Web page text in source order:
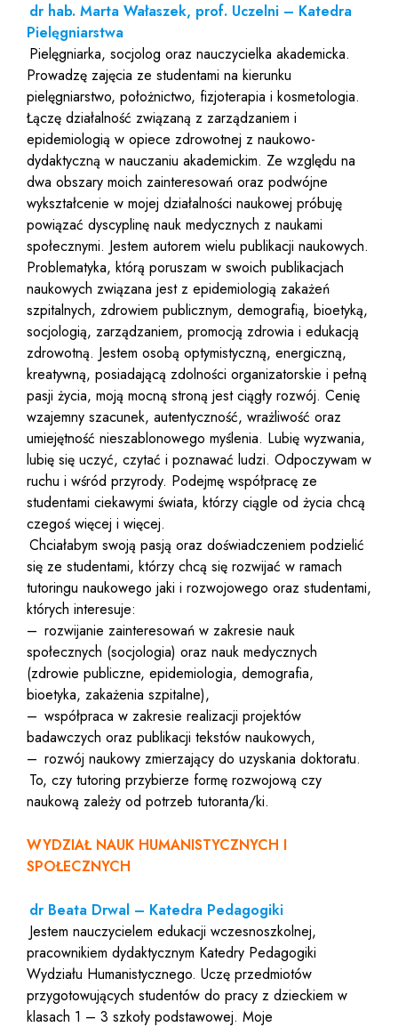
dr hab. Marta Wałaszek, prof. Uczelni – Katedra
Pielęgniarstwa
Pielęgniarka, socjolog oraz nauczycielka akademicka.
Prowadzę zajęcia ze studentami na kierunku
pielęgniarstwo, położnictwo, fizjoterapia i kosmetologia.
Łączę działalność związaną z zarządzaniem i
epidemiologią w opiece zdrowotnej z naukowo-
dydaktyczną w nauczaniu akademickim. Ze względu na
dwa obszary moich zainteresowań oraz podwójne
wykształcenie w mojej działalności naukowej próbuję
powiązać dyscyplinę nauk medycznych z naukami
społecznymi. Jestem autorem wielu publikacji naukowych.
Problematyka, którą poruszam w swoich publikacjach
naukowych związana jest z epidemiologią zakażeń
szpitalnych, zdrowiem publicznym, demografią, bioetyką,
socjologią, zarządzaniem, promocją zdrowia i edukacją
zdrowotną. Jestem osobą optymistyczną, energiczną,
kreatywną, posiadającą zdolności organizatorskie i pełną
pasji życia, moją mocną stroną jest ciągły rozwój. Cenię
wzajemny szacunek, autentyczność, wrażliwość oraz
umiejętność nieszablonowego myślenia. Lubię wyzwania,
lubię się uczyć, czytać i poznawać ludzi. Odpoczywam w
ruchu i wśród przyrody. Podejmę współpracę ze
studentami ciekawymi świata, którzy ciągle od życia chcą
czegoś więcej i więcej.
Chciałabym swoją pasją oraz doświadczeniem podzielić
się ze studentami, którzy chcą się rozwijać w ramach
tutoringu naukowego jaki i rozwojowego oraz studentami,
których interesuje:
– rozwijanie zainteresowań w zakresie nauk
społecznych (socjologia) oraz nauk medycznych
(zdrowie publiczne, epidemiologia, demografia,
bioetyka, zakażenia szpitalne),
– współpraca w zakresie realizacji projektów
badawczych oraz publikacji tekstów naukowych,
– rozwój naukowy zmierzający do uzyskania doktoratu.
To, czy tutoring przybierze formę rozwojową czy
naukową zależy od potrzeb tutoranta/ki.
WYDZIAŁ NAUK HUMANISTYCZNYCH I
SPOŁECZNYCH
dr Beata Drwal – Katedra Pedagogiki
Jestem nauczycielem edukacji wczesnoszkolnej,
pracownikiem dydaktycznym Katedry Pedagogiki
Wydziału Humanistycznego. Uczę przedmiotów
przygotowujących studentów do pracy z dzieckiem w
klasach 1 – 3 szkoły podstawowej. Moje